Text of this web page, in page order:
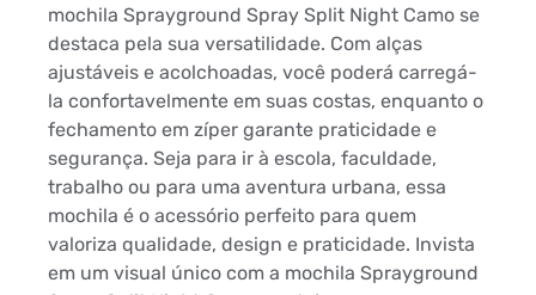
mochila Sprayground Spray Split Night Camo se
destaca pela sua versatilidade. Com alças
ajustáveis e acolchoadas, você poderá carregá-
la confortavelmente em suas costas, enquanto o
fechamento em zíper garante praticidade e
segurança. Seja para ir à escola, faculdade,
trabalho ou para uma aventura urbana, essa
mochila é o acessório perfeito para quem
valoriza qualidade, design e praticidade. Invista
em um visual único com a mochila Sprayground